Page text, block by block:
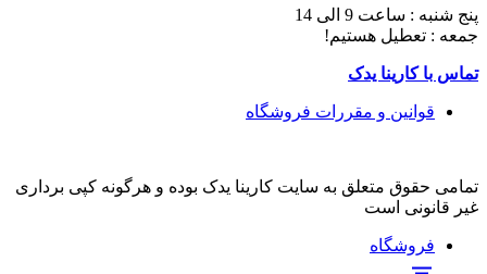
پنج شنبه : ساعت 9 الی 14
جمعه : تعطیل هستیم!
تماس با کارینا یدک
قوانین و مقررات فروشگاه
تمامی حقوق متعلق به سایت کارینا یدک بوده و هرگونه کپی برداری
غیر قانونی است
فروشگاه